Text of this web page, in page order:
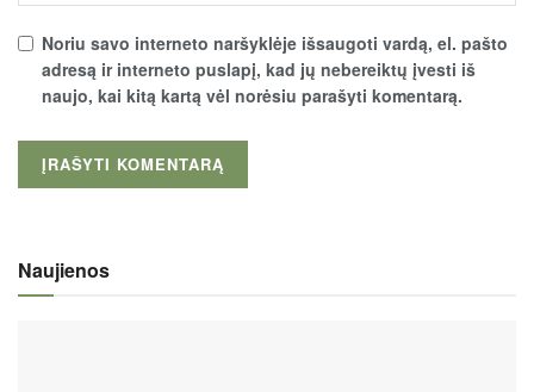
Noriu savo interneto naršyklėje išsaugoti vardą, el. pašto
adresą ir interneto puslapį, kad jų nebereiktų įvesti iš
naujo, kai kitą kartą vėl norėsiu parašyti komentarą.
Naujienos